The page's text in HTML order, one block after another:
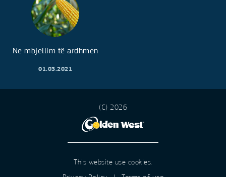
Ne mbjellim të ardhmen
01.03.2021
(C) 2026
This website use cookies.